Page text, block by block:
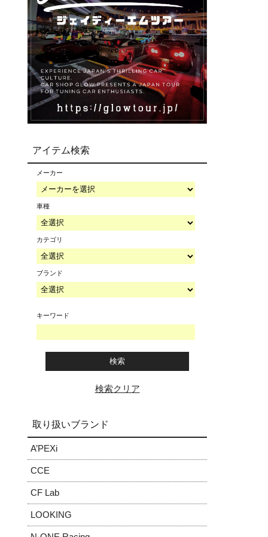
アイテム検索
メーカー
車種
カテゴリ
ブランド
キーワード
検索クリア
取り扱いブランド
A’PEXi
CCE
CF Lab
LOOKING